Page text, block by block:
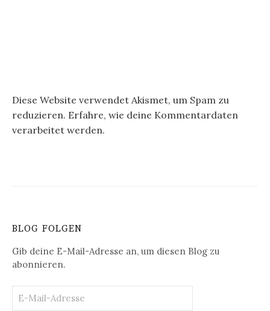
Diese Website verwendet Akismet, um Spam zu
reduzieren. Erfahre, wie deine Kommentardaten
verarbeitet werden.
BLOG FOLGEN
Gib deine E-Mail-Adresse an, um diesen Blog zu
abonnieren.
Mail-